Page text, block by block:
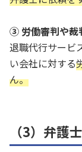
③ 労働審判や裁
退職代行サービ
い会社に対する
ん。
（3）弁護